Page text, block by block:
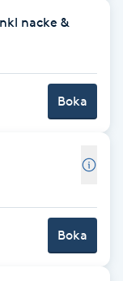
nacke &
Boka
Boka